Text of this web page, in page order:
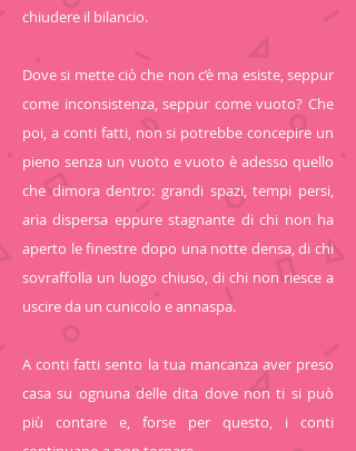
chiudere il bilancio.
Dove si mette ciò che non c’è ma esiste, seppur
come inconsistenza, seppur come vuoto? Che
poi, a conti fatti, non si potrebbe concepire un
pieno senza un vuoto e vuoto è adesso quello
che dimora dentro: grandi spazi, tempi persi,
aria dispersa eppure stagnante di chi non ha
aperto le finestre dopo una notte densa, di chi
sovraffolla un luogo chiuso, di chi non riesce a
uscire da un cunicolo e annaspa.
A conti fatti sento la tua mancanza aver preso
casa su ognuna delle dita dove non ti si può
più contare e, forse per questo, i conti